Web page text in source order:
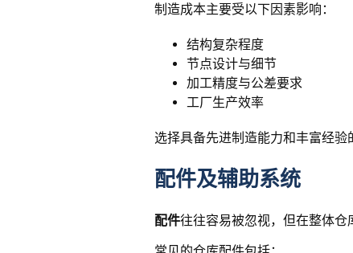
制造成本主要受以下因素影响：
结构复杂程度
节点设计与细节
加工精度与公差要求
工厂生产效率
选择具备先进制造能力和丰富经验
配件及辅助系统
配件往往容易被忽视，但在整体仓